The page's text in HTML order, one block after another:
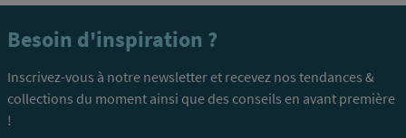
Besoin d'inspiration ?
Inscrivez-vous à notre newsletter et recevez nos tendances &
collections du moment ainsi que des conseils en avant première
!